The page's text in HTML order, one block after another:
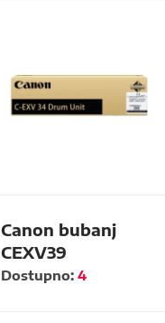
Canon bubanj
CEXV39
Dostupno:4